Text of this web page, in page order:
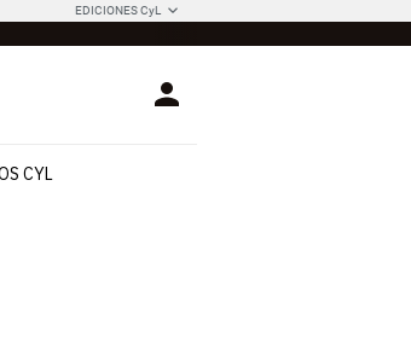
EDICIONES CyL
Login
CYL